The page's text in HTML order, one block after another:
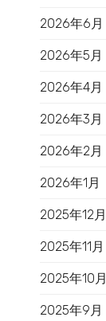
2026年6月
2026年5月
2026年4月
2026年3月
2026年2月
2026年1月
2025年12月
2025年11月
2025年10月
2025年9月